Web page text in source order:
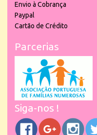
Envio à Cobrança
Paypal
Cartão de Crédito
Parcerias
Siga-nos !